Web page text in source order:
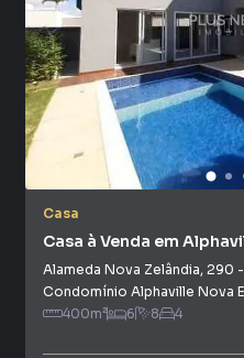
Casa
Casa à Venda em
Alameda Nova Zelândia, 290 -
Condomínio Alphaville Nova
400m² 6 8 4